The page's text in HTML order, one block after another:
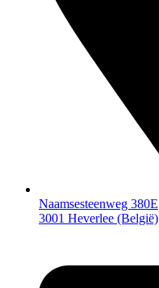
Naamsesteenweg 380E
3001 Heverlee (België)